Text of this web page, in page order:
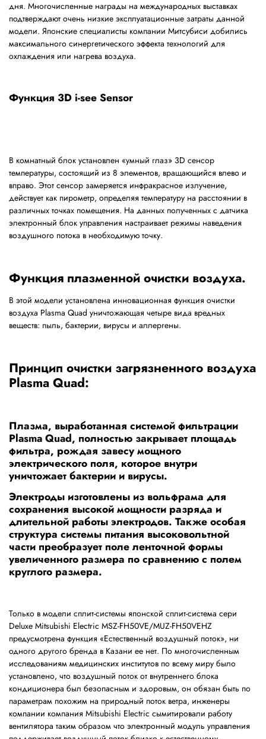
дня. Многочисленные награды на международных выставках
подтверждают очень низкие эксплуатационные затраты данной
модели. Японские специалисты компании Митсубиси добились
максимального синергетического эффекта технологий для
охлаждения или нагрева воздуха.
Функция 3D i-see Sensor
В комнатный блок установлен «умный глаз» 3D сенсор
температуры, состоящий из 8 элементов, вращающийся влево и
вправо. Этот сенсор замеряется инфракрасное излучение,
действует как пирометр, определяя температуру на расстоянии в
различных точках помещения. На данных полученных с датчика
электронный блок управления настраивает режимы наведения
воздушного потока в необходимую точку.
Функция плазменной очистки воздуха.
В этой модели установлена инновационная функция очистки
воздуха Plasma Quad уничтожающая четыре вида вредных
веществ: пыль, бактерии, вирусы и аллергены.
Принцип очистки загрязненного воздуха
Plasma Quad:
Плазма, выработанная системой фильтрации
Plasma Quad, полностью закрывает площадь
фильтра, рождая завесу мощного
электрического поля, которое внутри
уничтожает бактерии и вирусы.
Электроды изготовлены из вольфрама для
сохранения высокой мощности разряда и
длительной работы электродов. Также особая
структура системы питания высоковольтной
части преобразует поле ленточной формы
увеличенного размера по сравнению с полем
круглого размера.
Только в модели сплит-системы японской сплит-система сери
Deluxe Mitsubishi Electric MSZ-FH50VE/MUZ-FH50VEHZ
предусмотрена функция «Естественный воздушный поток», ни
одного другого бренда в Казани ее нет. По многочисленным
исследованиям медицинских институтов по всему миру было
установлено, что воздушный поток от внутреннего блока
кондиционера был безопасным и здоровым, он обязан быть по
параметрам похожим на природный поток ветра, инженеры
компании компания Mitsubishi Electric сымитировали работу
вентилятора таким образом что электронный модуль управления